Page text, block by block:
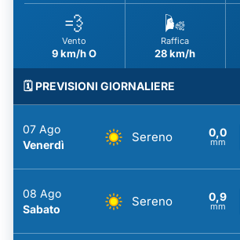
💨
Vento
9 km/h O
🌬️
Raffica
28 km/h
🗓️ PREVISIONI GIORNALIERE
07 Ago
Venerdì
Sereno 0,0
mm
08 Ago
Sabato
Sereno 0,9
mm